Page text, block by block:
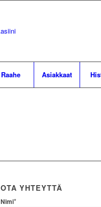
Raahe Asiakkaat
OTA YHTEYTTÄ
Nimi*